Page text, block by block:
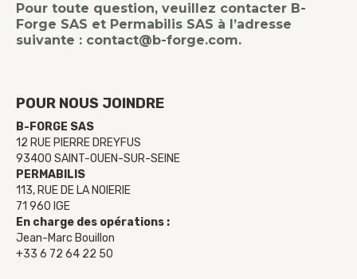
Pour toute question, veuillez contacter B-
Forge SAS et Permabilis SAS à l’adresse
suivante : contact@b-forge.com.
POUR NOUS JOINDRE
B-FORGE SAS
12 RUE PIERRE DREYFUS
93400 SAINT-OUEN-SUR-SEINE
PERMABILIS
113, RUE DE LA NOIERIE
71 960 IGE
En charge des opérations :
Jean-Marc Bouillon
+33 6 72 64 22 50